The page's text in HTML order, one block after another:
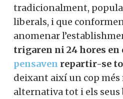
tradicionalment,
liberals, i que
anomenar
trigaren ni 24 hores en
pensaven repartir-se
deixant així un cop
alternativa tot i els